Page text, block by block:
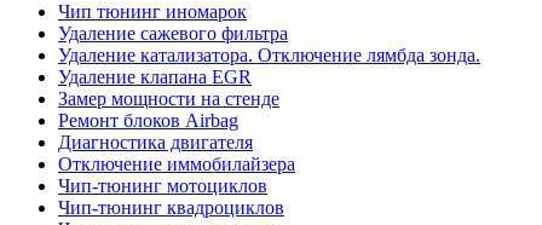
Чип тюнинг иномарок
Удаление сажевого фильтра
Удаление катализатора. Отключение лямбда зонда.
Удаление клапана EGR
Замер мощности на стенде
Ремонт блоков Airbag
Диагностика двигателя
Отключение иммобилайзера
Чип-тюнинг мотоциклов
Чип-тюнинг квадроциклов